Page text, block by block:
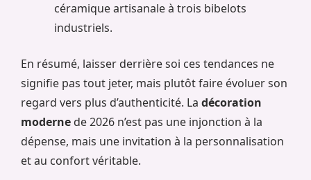
céramique artisanale à trois bibelots
industriels.
En résumé, laisser derrière soi ces tendances ne
signifie pas tout jeter, mais plutôt faire évoluer son
regard vers plus d’authenticité. La décoration
moderne de 2026 n’est pas une injonction à la
dépense, mais une invitation à la personnalisation
et au confort véritable.